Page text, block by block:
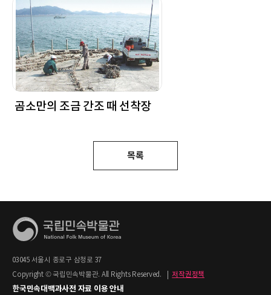
곰소만의 조금 간조 때 선착장
목록
03045 서울시 종로구 삼청로 37
Copyright © 국립민속박물관. All Rights Reserved.
저작권정책
한국민속대백과사전 자료 이용 안내